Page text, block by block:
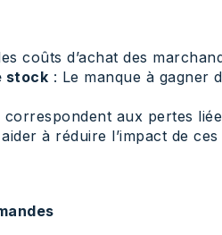
coûts d’achat des
stock : Le manque à gagner
correspondent aux pertes
à réduire l’impact de